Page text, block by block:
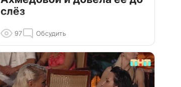
слёз
97 Обсудить